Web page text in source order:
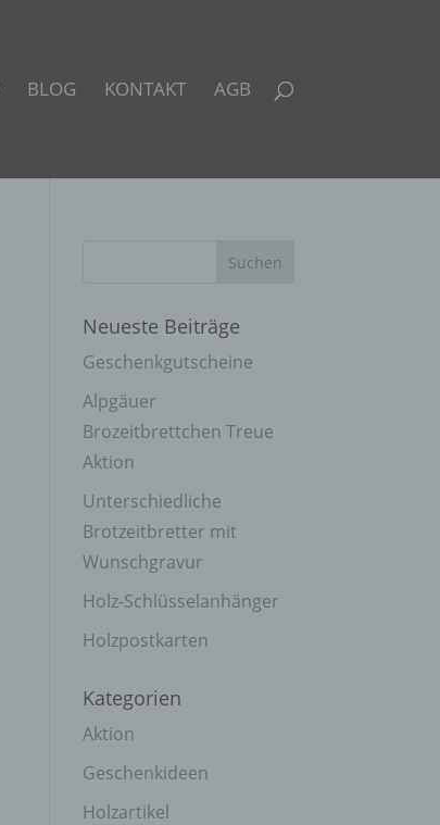
BLOG KONTAKT AGB
Neueste Beiträge
Geschenkgutscheine
Alpgäuer
Brozeitbrettchen Treue
Aktion
Unterschiedliche
Brotzeitbretter mit
Wunschgravur
Holz-Schlüsselanhänger
Holzpostkarten
Kategorien
Aktion
Geschenkideen
Holzartikel